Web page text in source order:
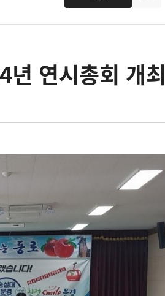
연시총회 개최